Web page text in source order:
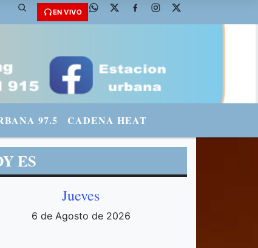
- INSTAGRAM: urbanario3 WHATSAPP: 3571569969
EN VIVO
97.5 CADENA HEAT
ES
Jueves
6 de Agosto de 2026